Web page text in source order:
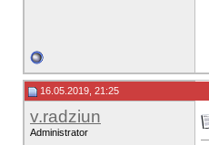
16.05.2019, 21:25
v.radziun
Administrator